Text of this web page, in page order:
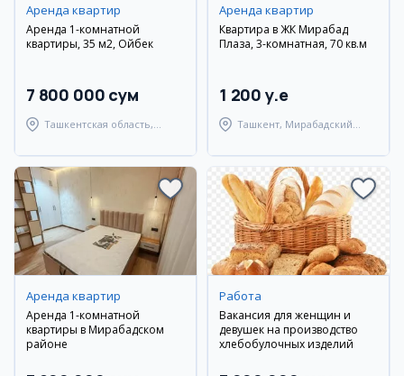
Аренда квартир
Аренда 1-комнатной
квартиры, 35 м2, Ойбек
7 800 000 сум
Ташкентская область,
Аренда квартир
Квартира в ЖК Мирабад
Плаза, 3-комнатная, 70 кв.м
1 200 y.e
Ташкент, Мирабадский
Аренда квартир
Аренда 1-комнатной
квартиры в Мирабадском
районе
Работа
Вакансия для женщин и
девушек на производство
хлебобулочных изделий